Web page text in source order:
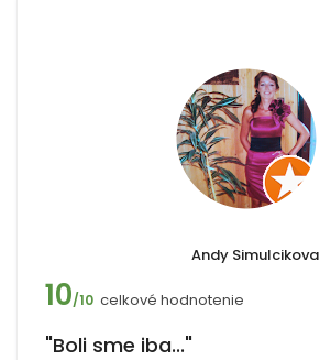
Andy Simulcikova
10/10 celkové hodnotenie
"Boli sme iba..."